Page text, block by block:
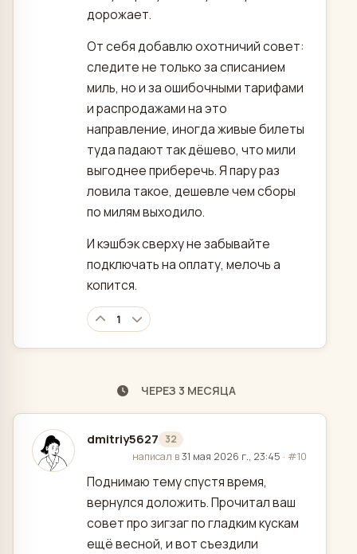
дорожает.
От себя добавлю охотничий совет:
следите не только за списанием
миль, но и за ошибочными тарифами
и распродажами на это
направление, иногда живые билеты
туда падают так дёшево, что мили
выгоднее приберечь. Я пару раз
ловила такое, дешевле чем сборы
по милям выходило.
И кэшбэк сверху не забывайте
подключать на оплату, мелочь а
копится.
1
ЧЕРЕЗ 3 МЕСЯЦА
dmitriy5627 32
отредактировано
написал в31 мая 2026 г., 23:45 · #10
Поднимаю тему спустя время,
вернулся доложить. Прочитал ваш
совет про зигзаг по гладким кускам
ещё весной, и вот съездили